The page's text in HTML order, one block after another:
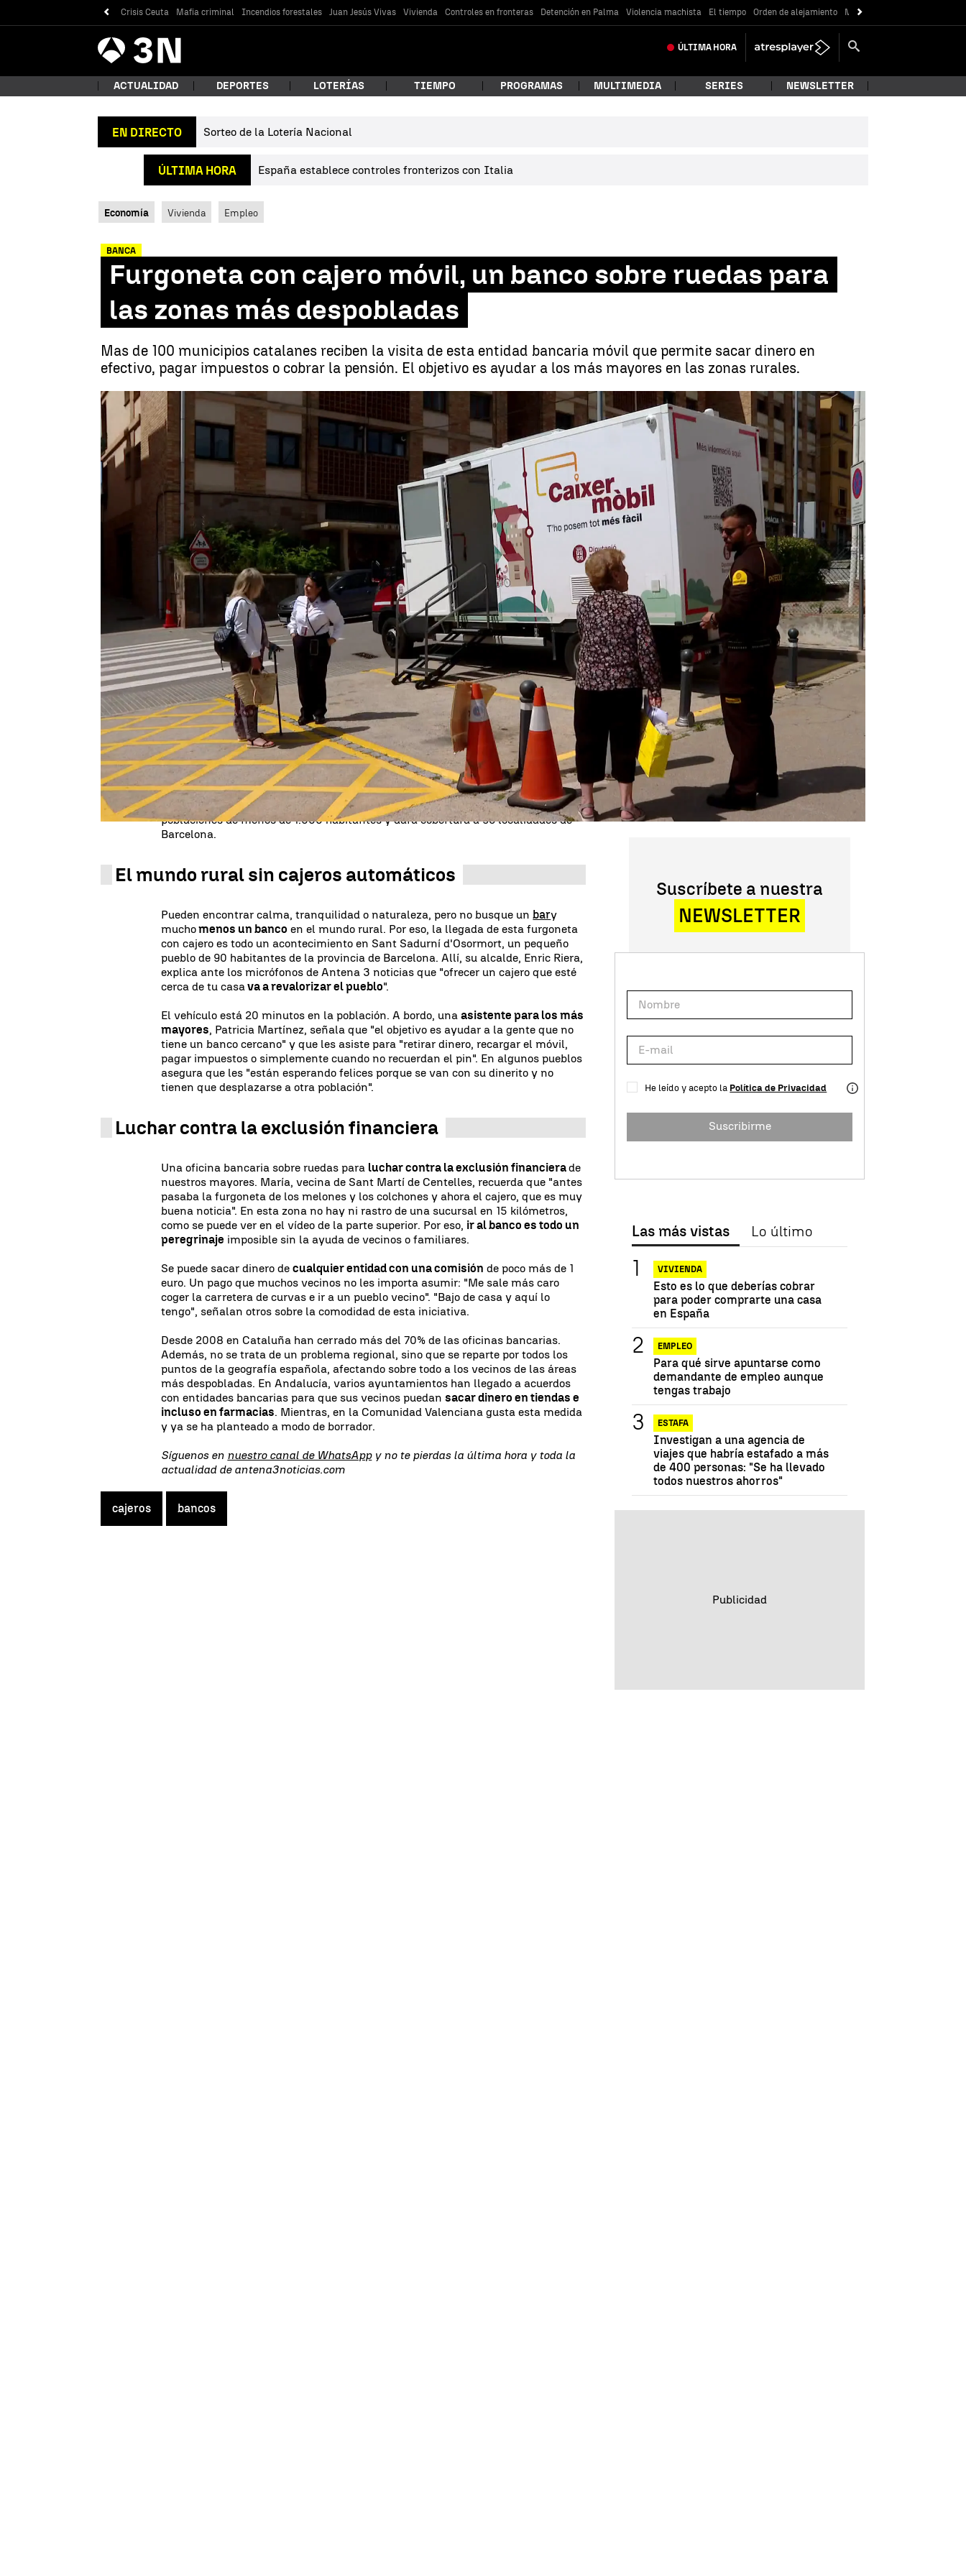
Crisis Ceuta Mafia criminal Incendios forestales Juan Jesús Vivas Vivienda Controles en fronteras Detención en Palma Violencia machista El tiempo Orden de alejamiento Messi
Antena
3 Noticias ÚLTIMA HORA
¿Qué estás buscando?
Buscar
ACTUALIDAD DEPORTES LOTERÍAS TIEMPO PROGRAMAS MULTIMEDIA SERIES NEWSLETTER
EN DIRECTO Sorteo de la Lotería Nacional
ÚLTIMA HORA España establece controles fronterizos con Italia
Economía Vivienda Empleo
BANCA
Furgoneta con cajero móvil, un banco sobre ruedas para
las zonas más despobladas
Mas de 100 municipios catalanes reciben la visita de esta entidad bancaria móvil que permite sacar dinero en
efectivo, pagar impuestos o cobrar la pensión. El objetivo es ayudar a los más mayores en las zonas rurales.
Furgoneta con cajero móvil, un banco sobre ruedas para las zonas más despobladas | Antena 3 Noticias
Beatriz Sobrino
Publicado: 04 de agosto de 2024, 09:04 WhatsappFacebook
X Linkedin
Unafurgonetarecorre diariamente las zonas más despobladas del mundo rural.
No vende ni pan, ni fruta, sino que son entidades bancarias sobre ruedas. En
muchos de estos pueblos sus habitantes deben recorren hasta 20 kilómetros para
llegar al banco más cercano. Por eso, desde la Diputación de Barcelona 'ha
arrancado' este servicio que quierefacilitar todas las gestiones bancarias,
desde transferencias y consultas hasta sacar dinero, puesto que en las
zonas
ruraleseste acto tan sencillo es cada vez más difícil.
El vehículo recorre más 100 municipios. Pasaráuna vez al mespor las
poblaciones de menos de 1.000 habitantes y dará cobertura a 96 localidades de
Barcelona.
El mundo rural sin cajeros automáticos
Pueden encontrar calma, tranquilidad o naturaleza, pero no busque unbary
muchomenos un banco en el mundo rural. Por eso, la llegada de esta furgoneta
con cajero es todo un acontecimiento en Sant Sadurní d'Osormort, un pequeño
pueblo de 90 habitantes de la provincia de Barcelona. Allí, su alcalde, Enric Riera,
explica ante los micrófonos de Antena 3 noticias que "ofrecer un cajero que esté
cerca de tu casava a revalorizar el pueblo".
El vehículo está 20 minutos en la población. A bordo, unaasistente para los más
mayores, Patricia Martínez, señala que "el objetivo es ayudar a la gente que no
tiene un banco cercano" y que les asiste para "retirar dinero, recargar el móvil,
pagar impuestos o simplemente cuando no recuerdan el pin". En algunos pueblos
asegura que les "están esperando felices porque se van con su dinerito y no
tienen que desplazarse a otra población".
Luchar contra la exclusión financiera
Una oficina bancaria sobre ruedas para luchar contra la exclusión financierade
nuestros mayores. María, vecina de Sant Martí de Centelles, recuerda que "antes
pasaba la furgoneta de los melones y los colchones y ahora el cajero, que es muy
buena noticia". En esta zona no hay ni rastro de una sucursal en 15 kilómetros,
como se puede ver en el vídeo de la parte superior. Por eso, ir al banco es todo un
peregrinaje imposible sin la ayuda de vecinos o familiares.
Se puede sacar dinero decualquier entidad con una comisión de poco más de 1
euro. Un pago que muchos vecinos no les importa asumir: "Me sale más caro
coger la carretera de curvas e ir a un pueblo vecino". "Bajo de casa y aquí lo
tengo", señalan otros sobre la comodidad de esta iniciativa.
Desde 2008 en Cataluña han cerrado más del 70% de las oficinas bancarias.
Además, no se trata de un problema regional, sino que se reparte por todos los
puntos de la geografía española, afectando sobre todo a los vecinos de las áreas
más despobladas. En Andalucía, varios ayuntamientos han llegado a acuerdos
con entidades bancarias para que sus vecinos puedansacar dinero en tiendas e
incluso en farmacias. Mientras, en la Comunidad Valenciana gusta esta medida
y ya se ha planteado a modo de borrador.
Síguenos en nuestro canal de WhatsAppy no te pierdas la última hora y toda la
actualidad de antena3noticias.com
cajeros bancos
Suscríbete a nuestra
NEWSLETTER
He leído y acepto la Política de Privacidad
Suscribirme
Las más vistas Lo último
VIVIENDA
Esto es lo que deberías cobrar
para poder comprarte una casa
en España
EMPLEO
Para qué sirve apuntarse como
demandante de empleo aunque
tengas trabajo
ESTAFA
Investigan a una agencia de
viajes que habría estafado a más
de 400 personas: "Se ha llevado
todos nuestros ahorros"